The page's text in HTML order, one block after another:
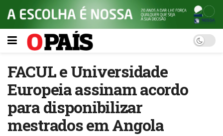
FACUL e Universidade
Europeia assinam acordo
para disponibilizar
mestrados em Angola